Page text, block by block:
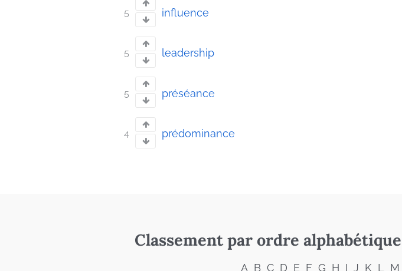
5 influence
5 leadership
5 préséance
4 prédominance
Classement par ordre
A B C D E F G H I J K L M